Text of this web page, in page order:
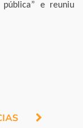
pública” e reuniu